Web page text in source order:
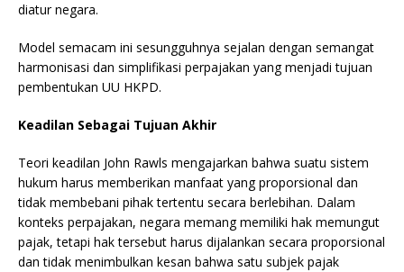
diatur negara.
Model semacam ini sesungguhnya sejalan dengan semangat
harmonisasi dan simplifikasi perpajakan yang menjadi tujuan
pembentukan UU HKPD.
Keadilan Sebagai Tujuan Akhir
Teori keadilan John Rawls mengajarkan bahwa suatu sistem
hukum harus memberikan manfaat yang proporsional dan
tidak membebani pihak tertentu secara berlebihan. Dalam
konteks perpajakan, negara memang memiliki hak memungut
pajak, tetapi hak tersebut harus dijalankan secara proporsional
dan tidak menimbulkan kesan bahwa satu subjek pajak